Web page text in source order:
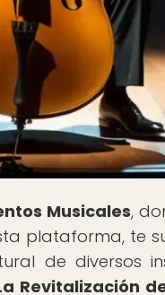
Musicales,
plataforma, te
de diversos
Revitalización